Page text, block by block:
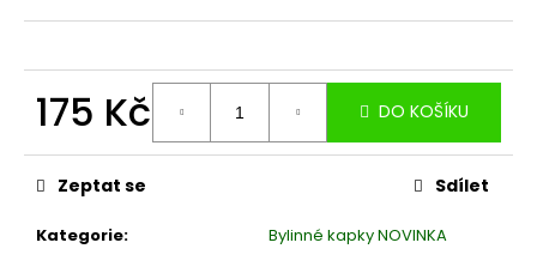
175 Kč
cena:
DO KOŠÍKU
Kategorie: Bylinné kapky NOVINKA
Zeptat se Sdílet
o
m